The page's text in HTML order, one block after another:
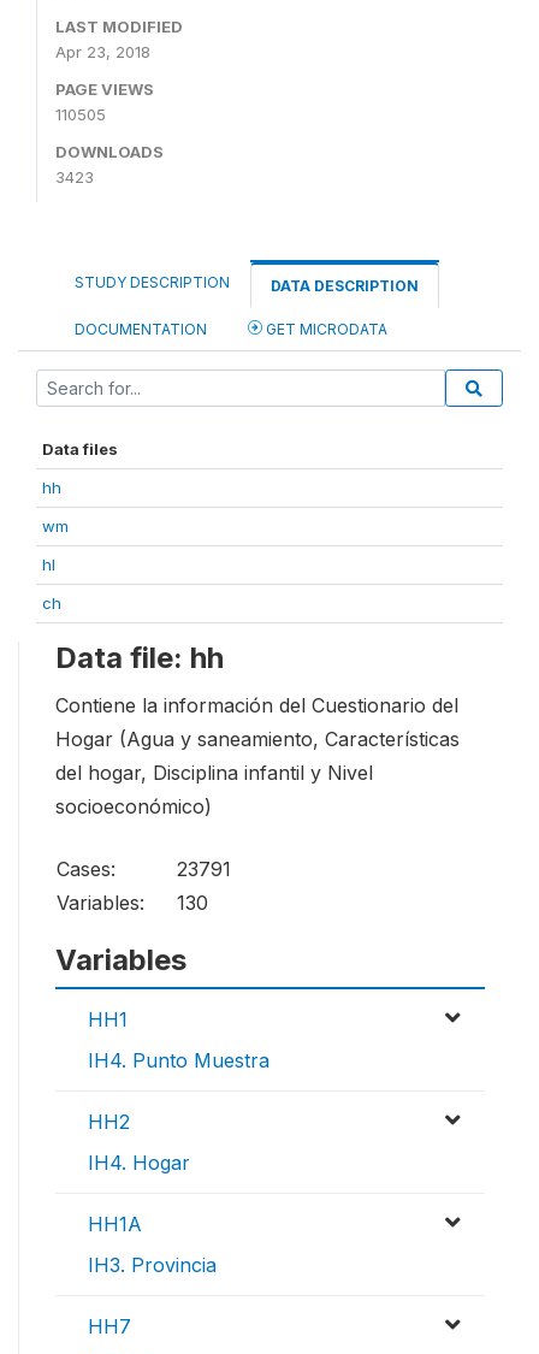
LAST MODIFIED
Apr 23, 2018
PAGE VIEWS
110505
DOWNLOADS
3423
STUDY DESCRIPTION DATA DESCRIPTION
DOCUMENTATION GET MICRODATA
Data files
hh
wm
hl
ch
Data file: hh
Contiene la información del Cuestionario del
Hogar (Agua y saneamiento, Características
del hogar, Disciplina infantil y Nivel
socioeconómico)
Cases:
23791
Variables:
130
Variables
HH1
IH4. Punto Muestra
HH2
IH4. Hogar
HH1A
IH3. Provincia
HH7